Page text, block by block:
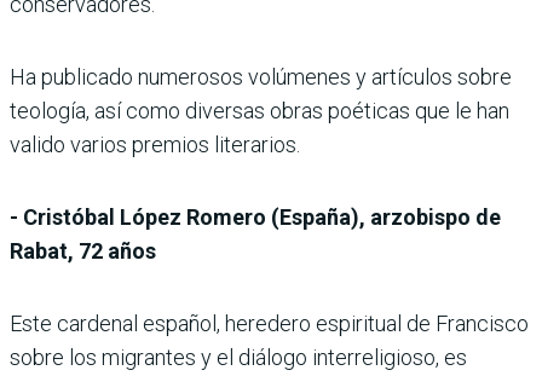
Ha publicado numerosos volúmenes y artículos sobre
teología, así como diversas obras poéticas que le han
valido varios premios literarios.
- Cristóbal López Romero (España), arzobispo de
Rabat, 72 años
Este cardenal español, heredero espiritual de Francisco
sobre los migrantes y el diálogo interreligioso, es